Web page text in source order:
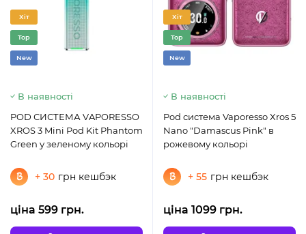
Хіт
Top
New
В наявності
POD СИСТЕМА VAPORESSO
XROS 3 Mini Pod Kit Phantom
Green у зеленому кольорі
+ 30 грн кешбэк
ціна 599 грн.
Хіт
Top
New
В наявності
Pod система Vaporesso Xros 5
Nano "Damascus Pink" в
рожевому кольорі
+ 55 грн кешбэк
ціна 1099 грн.